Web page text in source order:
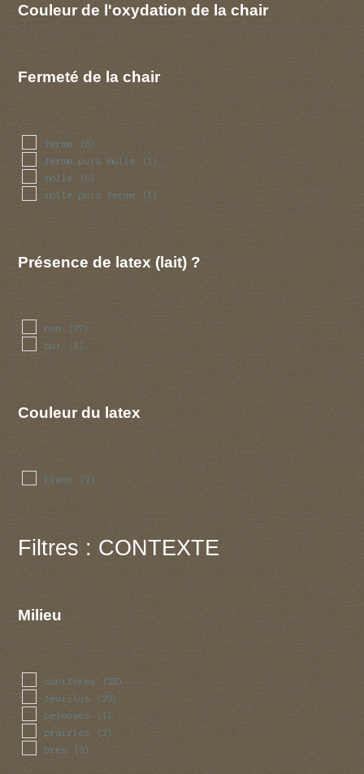
Couleur de l'oxydation de la chair
Fermeté de la chair
ferme (6)
ferme puis molle (1)
molle (6)
molle puis ferme (1)
Présence de latex (lait) ?
non (37)
oui (3)
Couleur du latex
blanc (2)
Filtres : CONTEXTE
Milieu
coniferes (28)
feuillus (29)
pelouses (1)
prairies (3)
pres (3)